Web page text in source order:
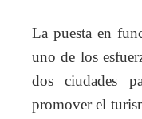
La puesta en
uno de los
dos ciudades
promover el